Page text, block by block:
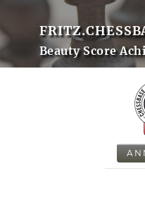
Beauty Score